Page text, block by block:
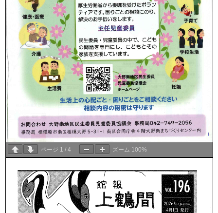
ページ 1 /4 ズーム 100%